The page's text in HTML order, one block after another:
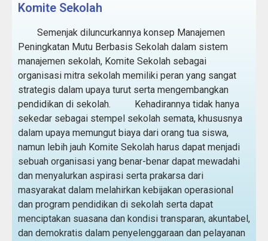
Komite Sekolah
Semenjak diluncurkannya konsep Manajemen
Peningkatan Mutu Berbasis Sekolah dalam sistem
manajemen sekolah, Komite Sekolah sebagai
organisasi mitra sekolah memiliki peran yang sangat
strategis dalam upaya turut serta mengembangkan
pendidikan di sekolah. Kehadirannya tidak hanya
sekedar sebagai stempel sekolah semata, khususnya
dalam upaya memungut biaya dari orang tua siswa,
namun lebih jauh Komite Sekolah harus dapat menjadi
sebuah organisasi yang benar-benar dapat mewadahi
dan menyalurkan aspirasi serta prakarsa dari
masyarakat dalam melahirkan kebijakan operasional
dan program pendidikan di sekolah serta dapat
menciptakan suasana dan kondisi transparan, akuntabel,
dan demokratis dalam penyelenggaraan dan pelayanan